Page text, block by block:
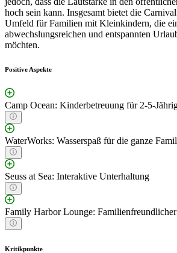
hoch sein kann. Insgesamt bietet die
Umfeld für Familien mit Kleinkindern, die
abwechslungsreichen und entspannten
möchten.
Positive Aspekte
Camp Ocean: Kinderbetreuung für 2-5-
WaterWorks: Wasserspaß für die ganze
Seuss at Sea: Interaktive Unterhaltung
Family Harbor Lounge:
Kritikpunkte